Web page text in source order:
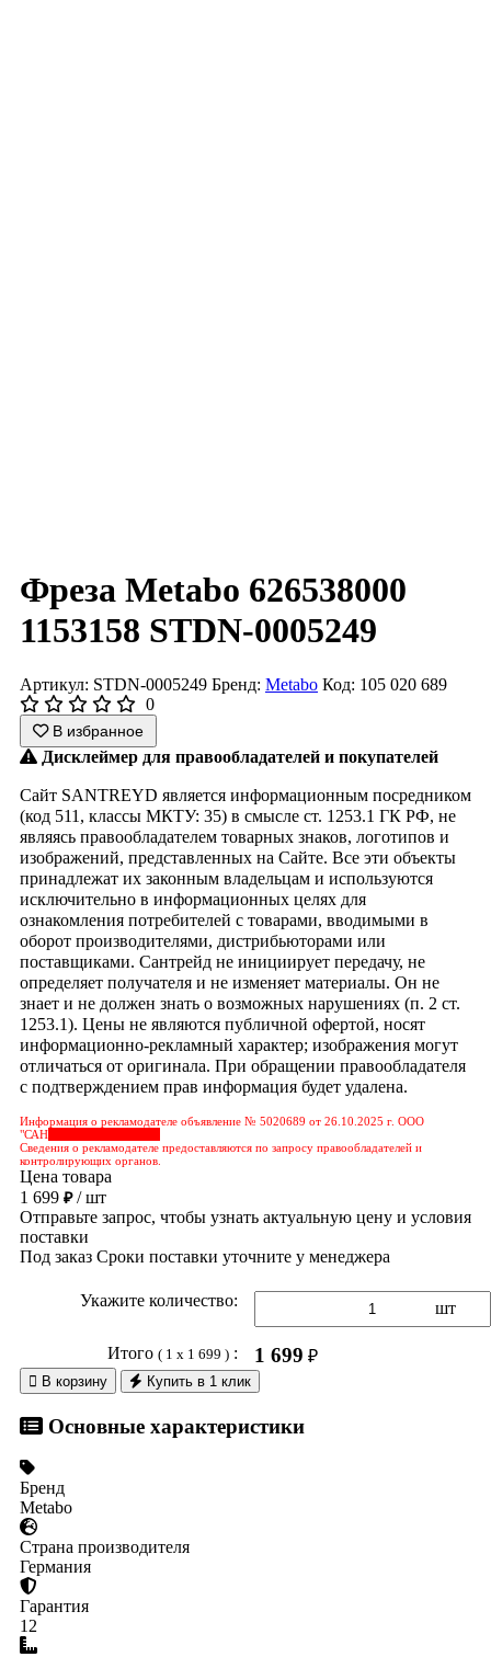
Фреза Metabo 626538000
1153158 STDN-0005249
Артикул: STDN-0005249 Бренд: Metabo Код: 105 020 689
0
В избранное
Дисклеймер для правообладателей и покупателей
Сайт SANTREYD является информационным посредником
(код 511, классы МКТУ: 35) в смысле ст. 1253.1 ГК РФ, не
являясь правообладателем товарных знаков, логотипов и
изображений, представленных на Сайте. Все эти объекты
принадлежат их законным владельцам и используются
исключительно в информационных целях для
ознакомления потребителей с товарами, вводимыми в
оборот производителями, дистрибьюторами или
поставщиками. Сантрейд не инициирует передачу, не
определяет получателя и не изменяет материалы. Он не
знает и не должен знать о возможных нарушениях (п. 2 ст.
1253.1). Цены не являются публичной офертой, носят
информационно-рекламный характер; изображения могут
отличаться от оригинала. При обращении правообладателя
с подтверждением прав информация будет удалена.
Информация о рекламодателе объявление № 5020689 от 26.10.2025 г. ООО
"САН
Сведения о рекламодателе предоставляются по запросу правообладателей и
контролирующих органов.
Цена товара
1 699 ₽/ шт
Отправьте запрос, чтобы узнать актуальную цену и условия
поставки
Под заказ Сроки поставки уточните у менеджера
Укажите количество: шт
Итого ( 1 x 1 699 ): 1 699 ₽
 В корзину Купить в 1 клик
Основные характеристики
Бренд
Metabo
Страна производителя
Германия
Гарантия
12